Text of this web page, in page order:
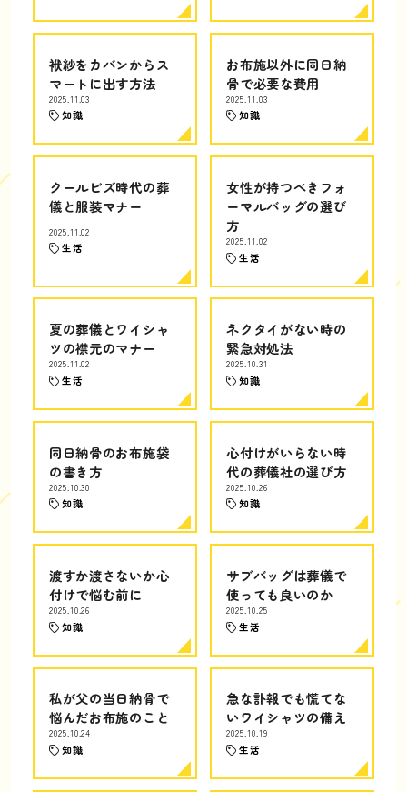
袱紗をカバンからス
マートに出す方法
2025.11.03
知識
お布施以外に同日納
骨で必要な費用
2025.11.03
知識
クールビズ時代の葬
儀と服装マナー
2025.11.02
生活
女性が持つべきフォ
ーマルバッグの選び
方
2025.11.02
生活
夏の葬儀とワイシャ
ツの襟元のマナー
2025.11.02
生活
ネクタイがない時の
緊急対処法
2025.10.31
知識
同日納骨のお布施袋
の書き方
2025.10.30
知識
心付けがいらない時
代の葬儀社の選び方
2025.10.26
知識
渡すか渡さないか心
付けで悩む前に
2025.10.26
知識
サブバッグは葬儀で
使っても良いのか
2025.10.25
生活
私が父の当日納骨で
悩んだお布施のこと
2025.10.24
知識
急な訃報でも慌てな
いワイシャツの備え
2025.10.19
生活